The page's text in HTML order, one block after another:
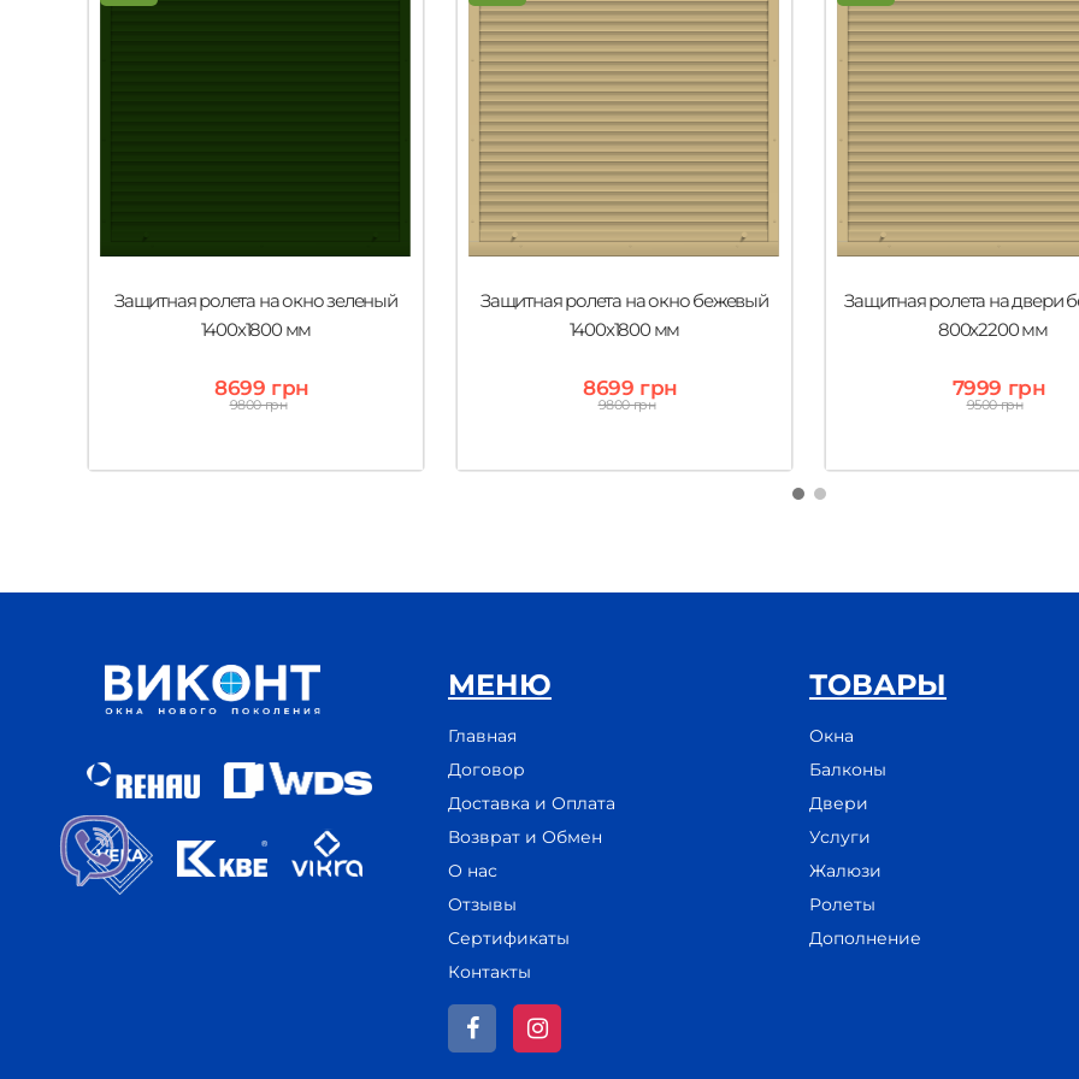
Защитная ролета на окно зеленый
1400х1800 мм
8699 грн
9800 грн
Защитная ролета на окно бежевый
1400х1800 мм
8699 грн
9800 грн
Защитная ролета на двери
800х2200 мм
7999 грн
9500 грн
МЕНЮ
Главная
Договор
Доставка и Оплата
Возврат и Обмен
О нас
Отзывы
Сертификаты
Контакты
ТОВАРЫ
Окна
Балконы
Двери
Услуги
Жалюзи
Ролеты
Дополнение